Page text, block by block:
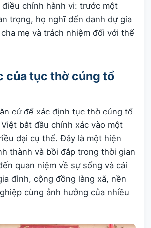
chỉnh hành vi: trước một
trọng, họ nghĩ đến danh dự gia
mẹ và trách nhiệm đối với thế
của tục thờ cúng tổ
cứ để xác định tục thờ cúng tổ
bắt đầu chính xác vào một
đại cụ thể. Đây là một hiện
thành và bồi đắp trong thời gian
quan niệm về sự sống và cái
đình, cộng đồng làng xã, nền
cùng ảnh hưởng của nhiều